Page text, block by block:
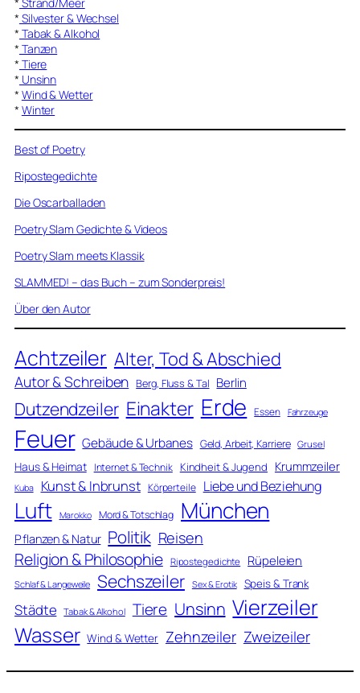
* Silvester & Wechsel
* Tabak & Alkohol
* Tanzen
* Tiere
* Unsinn
* Wind & Wetter
* Winter
Best of Poetry
Ripostegedichte
Die Oscarballaden
Poetry Slam Gedichte & Videos
Poetry Slam meets Klassik
SLAMMED! – das Buch – zum Sonderpreis!
Über den Autor
Achtzeiler Alter, Tod & Abschied
Autor & Schreiben Berg, Fluss & Tal Berlin
Dutzendzeiler Einakter Erde Essen Fahrzeuge
Feuer Gebäude & Urbanes Geld, Arbeit, Karriere Grusel
Haus & Heimat Internet & Technik Kindheit & Jugend Krummzeiler
Kuba Kunst & Inbrunst Körperteile Liebe und Beziehung
Luft Marokko Mord & Totschlag München
Pflanzen & Natur Politik Reisen
Religion & Philosophie Ripostegedichte Rüpeleien
Schlaf & Langeweile Sechszeiler Sex & Erotik Speis & Trank
Städte Tabak & Alkohol Tiere Unsinn Vierzeiler
Wasser Wind & Wetter Zehnzeiler Zweizeiler